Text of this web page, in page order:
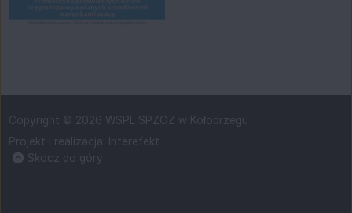
Copyright © 2026 WSPL SPZOZ w Kołobrzegu
Projekt i realizacja:
Interefekt
Skocz do góry